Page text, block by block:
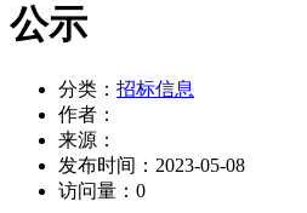
公示
分类： 招标信息
作者：
来源：
发布时间： 2023-05-08
访问量： 0